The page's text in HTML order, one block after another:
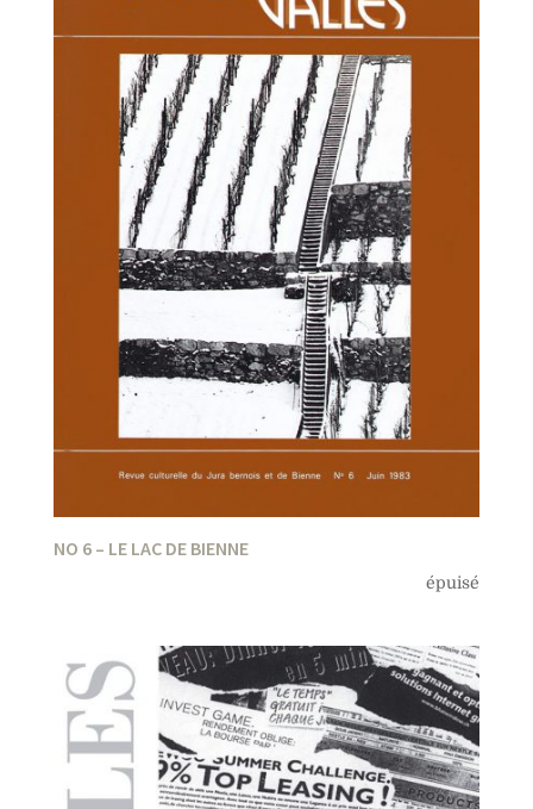
NO 6 – LE LAC DE BIENNE
épuisé